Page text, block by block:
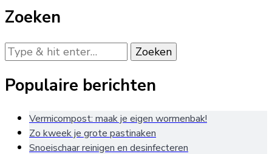
Zoeken
Op
zoek
naar
iets?
Populaire berichten
Vermicompost: maak je eigen wormenbak!
Zo kweek je grote pastinaken
Snoeischaar reinigen en desinfecteren